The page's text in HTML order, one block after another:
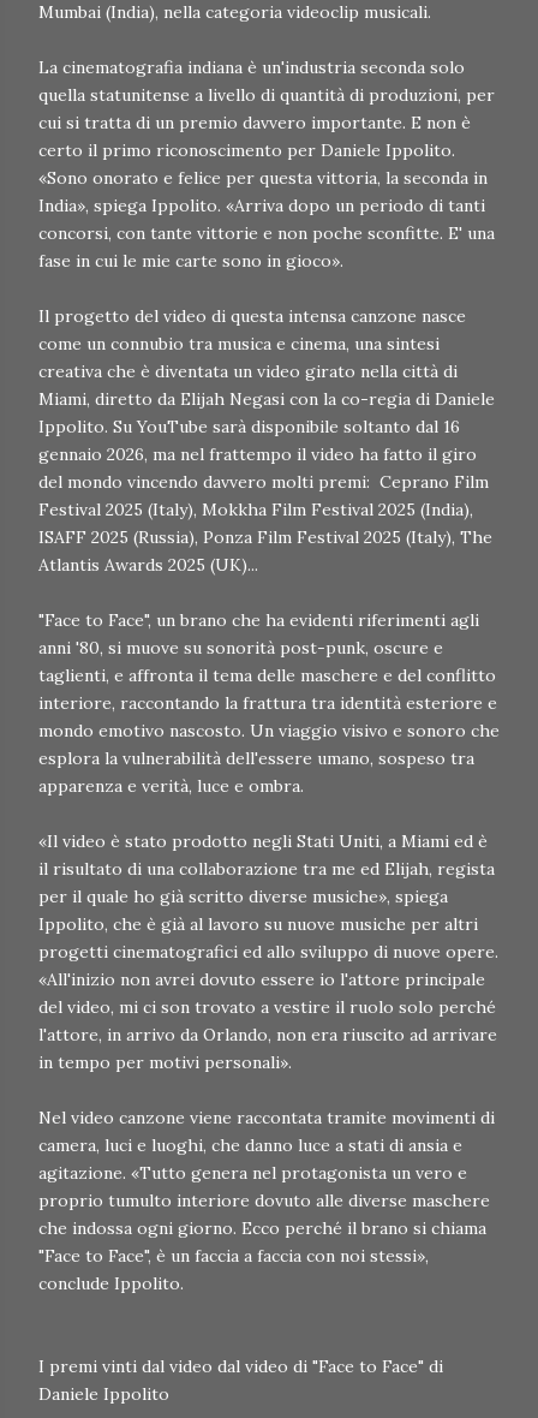
Mumbai (India), nella categoria videoclip musicali.
La cinematografia indiana è un'industria seconda solo
quella statunitense a livello di quantità di produzioni, per
cui si tratta di un premio davvero importante. E non è
certo il primo riconoscimento per Daniele Ippolito.
«Sono onorato e felice per questa vittoria, la seconda in
India», spiega Ippolito. «Arriva dopo un periodo di tanti
concorsi, con tante vittorie e non poche sconfitte. E' una
fase in cui le mie carte sono in gioco».
Il progetto del video di questa intensa canzone nasce
come un connubio tra musica e cinema, una sintesi
creativa che è diventata un video girato nella città di
Miami, diretto da Elijah Negasi con la co-regia di Daniele
Ippolito. Su YouTube sarà disponibile soltanto dal 16
gennaio 2026, ma nel frattempo il video ha fatto il giro
del mondo vincendo davvero molti premi: Ceprano Film
Festival 2025 (Italy), Mokkha Film Festival 2025 (India),
ISAFF 2025 (Russia), Ponza Film Festival 2025 (Italy), The
Atlantis Awards 2025 (UK)...
"Face to Face", un brano che ha evidenti riferimenti agli
anni '80, si muove su sonorità post-punk, oscure e
taglienti, e affronta il tema delle maschere e del conflitto
interiore, raccontando la frattura tra identità esteriore e
mondo emotivo nascosto. Un viaggio visivo e sonoro che
esplora la vulnerabilità dell'essere umano, sospeso tra
apparenza e verità, luce e ombra.
«Il video è stato prodotto negli Stati Uniti, a Miami ed è
il risultato di una collaborazione tra me ed Elijah, regista
per il quale ho già scritto diverse musiche», spiega
Ippolito, che è già al lavoro su nuove musiche per altri
progetti cinematografici ed allo sviluppo di nuove opere.
«All'inizio non avrei dovuto essere io l'attore principale
del video, mi ci son trovato a vestire il ruolo solo perché
l'attore, in arrivo da Orlando, non era riuscito ad arrivare
in tempo per motivi personali».
Nel video canzone viene raccontata tramite movimenti di
camera, luci e luoghi, che danno luce a stati di ansia e
agitazione. «Tutto genera nel protagonista un vero e
proprio tumulto interiore dovuto alle diverse maschere
che indossa ogni giorno. Ecco perché il brano si chiama
"Face to Face", è un faccia a faccia con noi stessi»,
conclude Ippolito.
I premi vinti dal video dal video di "Face to Face" di
Daniele Ippolito